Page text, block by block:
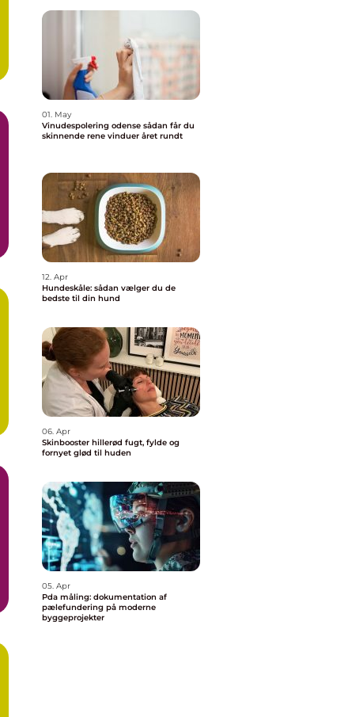
01. May
Vinudespolering odense sådan får du
skinnende rene vinduer året rundt
12. Apr
Hundeskåle: sådan vælger du de
bedste til din hund
06. Apr
Skinbooster hillerød fugt, fylde og
fornyet glød til huden
05. Apr
Pda måling: dokumentation af
pælefundering på moderne
byggeprojekter